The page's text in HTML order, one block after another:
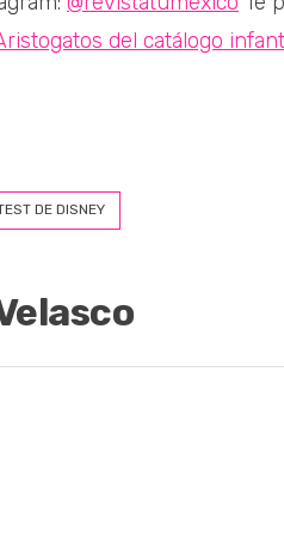
del catálogo
DE DISNEY